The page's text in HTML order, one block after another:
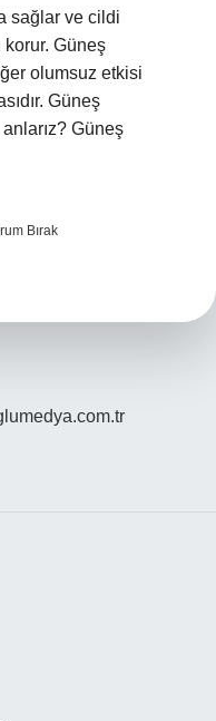
sağlar ve cildi
Güneş
olumsuz etkisi
Güneş
Güneş
Bırak